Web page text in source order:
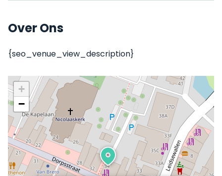
Over Ons
{seo_venue_view_description}
+
−